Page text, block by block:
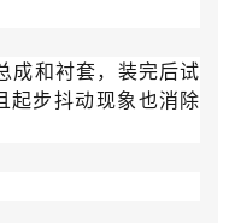
和衬套，装完后试
起步抖动现象也消除